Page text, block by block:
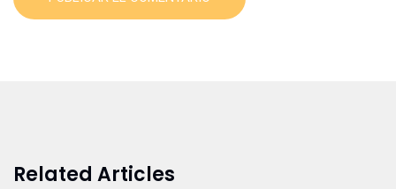
Related Articles